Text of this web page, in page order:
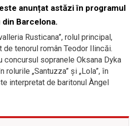
anunțat astăzi în programul
Barcelona.
Rusticana”, rolul principal,
de tenorul român Teodor Ilincăi.
sopranele Oksana Dyka
„Santuzza” şi „Lola”, în
interpretat de baritonul Àngel